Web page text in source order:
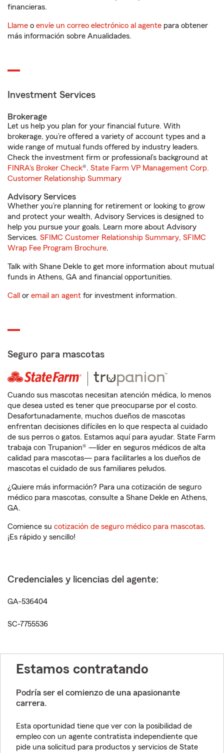
financieras.
Llame o envíe un correo electrónico al agente para obtener
más información sobre Anualidades.
Investment Services
Brokerage
Let us help you plan for your financial future. With
brokerage, you’re offered a variety of account types and a
wide range of mutual funds offered by industry leaders.
Check the investment firm or professional’s background at
FINRA's Broker Check®. State Farm VP Management Corp.
Customer Relationship Summary
Advisory Services
Whether you’re planning for retirement or looking to grow
and protect your wealth, Advisory Services is designed to
help you pursue your goals. Learn more about Advisory
Services. SFIMC Customer Relationship Summary, SFIMC
Wrap Fee Program Brochure.
Talk with Shane Dekle to get more information about mutual
funds in Athens, GA and financial opportunities.
Call or email an agent for investment information.
Seguro para mascotas
Cuando sus mascotas necesitan atención médica, lo menos
que desea usted es tener que preocuparse por el costo.
Desafortunadamente, muchos dueños de mascotas
enfrentan decisiones difíciles en lo que respecta al cuidado
de sus perros o gatos. Estamos aquí para ayudar. State Farm
trabaja con Trupanion® —líder en seguros médicos de alta
calidad para mascotas— para facilitarles a los dueños de
mascotas el cuidado de sus familiares peludos.
¿Quiere más información? Para una cotización de seguro
médico para mascotas, consulte a Shane Dekle en Athens,
GA.
Comience su cotización de seguro médico para mascotas.
¡Es rápido y sencillo!
Credenciales y licencias del agente:
GA-536404
SC-7755536
Estamos contratando
Podría ser el comienzo de una apasionante
carrera.
Esta oportunidad tiene que ver con la posibilidad de
empleo con un agente contratista independiente que
pide una solicitud para productos y servicios de State